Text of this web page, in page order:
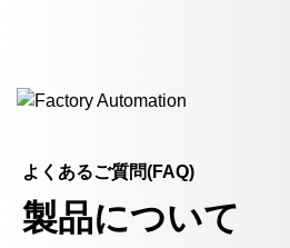
よくあるご質問(FAQ)
製品について